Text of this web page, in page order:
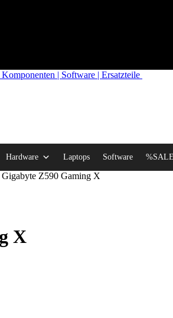
| Software | Ersatzteile
Hardware Laptops Software
Gigabyte Z590 Gaming X
X